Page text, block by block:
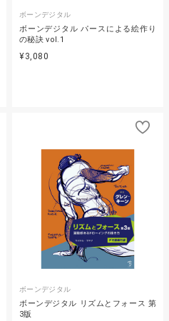
ボーンデジタル
ボーンデジタル パースによる絵作り
の秘訣 vol.1
¥3,080
ボーンデジタル
ボーンデジタル リズムとフォース 第
3版